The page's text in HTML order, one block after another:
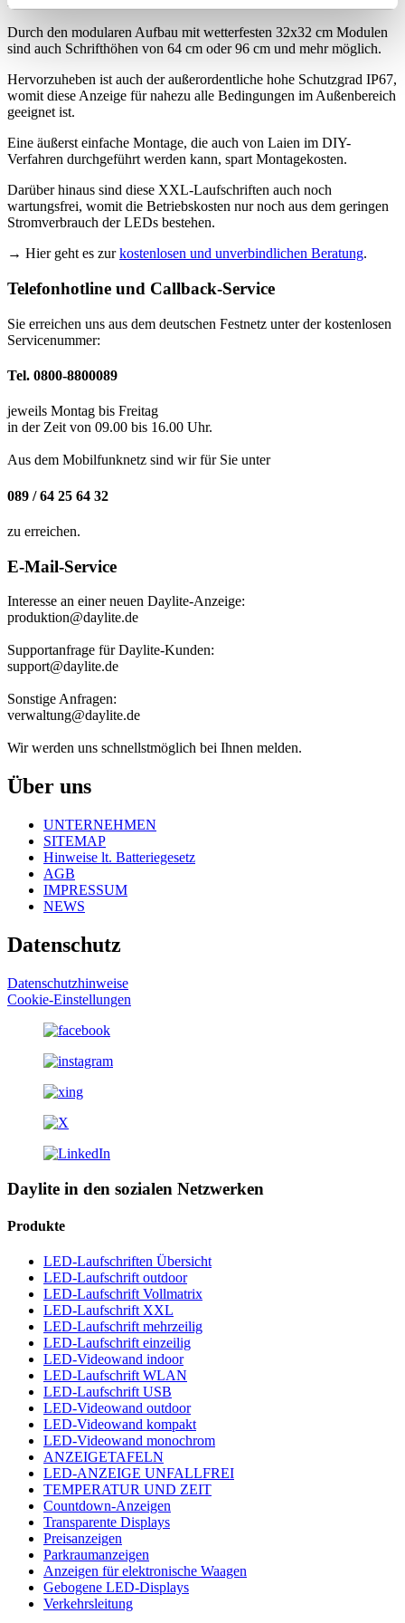
Durch den modularen Aufbau mit wetterfesten 32x32 cm Modulen
sind auch Schrifthöhen von 64 cm oder 96 cm und mehr möglich.
Hervorzuheben ist auch der außerordentliche hohe Schutzgrad IP67,
womit diese Anzeige für nahezu alle Bedingungen im Außenbereich
geeignet ist.
Eine äußerst einfache Montage, die auch von Laien im DIY-
Verfahren durchgeführt werden kann, spart Montagekosten.
Darüber hinaus sind diese XXL-Laufschriften auch noch
wartungsfrei, womit die Betriebskosten nur noch aus dem geringen
Stromverbrauch der LEDs bestehen.
→ Hier geht es zurkostenlosen und unverbindlichen Beratung.
Telefonhotline und Callback-Service
Sie erreichen uns aus dem deutschen Festnetz unter der kostenlosen
Servicenummer:
Tel. 0800-8800089
jeweils Montag bis Freitag
in der Zeit von 09.00 bis 16.00 Uhr.
Aus dem Mobilfunknetz sind wir für Sie unter
089 / 64 25 64 32
zu erreichen.
E-Mail-Service
Interesse an einer neuen Daylite-Anzeige:
produktion@daylite.de
Supportanfrage für Daylite-Kunden:
support@daylite.de
Sonstige Anfragen:
verwaltung@daylite.de
Wir werden uns schnellstmöglich bei Ihnen melden.
Über uns
UNTERNEHMEN
SITEMAP
Hinweise lt. Batteriegesetz
AGB
IMPRESSUM
NEWS
Datenschutz
Datenschutzhinweise
Cookie-Einstellungen
Daylite in den sozialen Netzwerken
Produkte
LED-Laufschriften Übersicht
LED-Laufschrift outdoor
LED-Laufschrift Vollmatrix
LED-Laufschrift XXL
LED-Laufschrift mehrzeilig
LED-Laufschrift einzeilig
LED-Videowand indoor
LED-Laufschrift WLAN
LED-Laufschrift USB
LED-Videowand outdoor
LED-Videowand kompakt
LED-Videowand monochrom
ANZEIGETAFELN
LED-ANZEIGE UNFALLFREI
TEMPERATUR UND ZEIT
Countdown-Anzeigen
Transparente Displays
Preisanzeigen
Parkraumanzeigen
Anzeigen für elektronische Waagen
Gebogene LED-Displays
Verkehrsleitung